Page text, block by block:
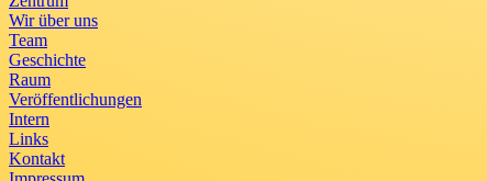
Wir über uns
Team
Geschichte
Raum
Veröffentlichungen
Intern
Links
Kontakt